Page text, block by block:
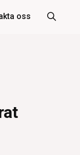
oss